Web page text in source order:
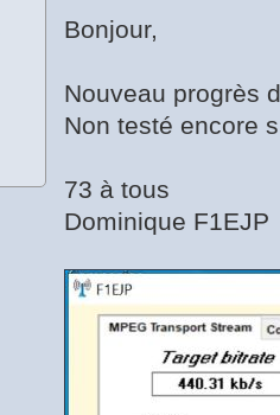
Bonjour,
Nouveau progrès
Non testé encore
73 à tous
Dominique F1EJP